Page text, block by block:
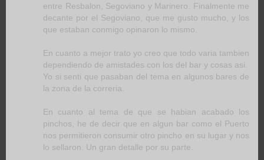
entre Resbalon, Segoviano y Marinero. Finalmente me
decante por el Segoviano, que me gusto mucho, y los
que estaban conmigo opinaron lo mismo.
En cuanto a mejor trato yo creo que todo varia tambien
dependiendo de amistades con los del bar y cosas asi.
Yo si senti que pasaban del tema en algunos bares de
la zona de la correria.
En cuanto al tema de que se habian acabado los
pinchos, he de decir que en algun bar como el Puerto
nos permitieron consumir otro pincho en su lugar y nos
lo sellaron. Un gran detalle por su parte.